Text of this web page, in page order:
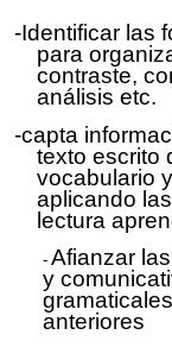
-Identificar las
para
contraste,
análisis etc.
-capta
texto escrito
vocabulario
aplicando
lectura
Afianzar
y
anteriores